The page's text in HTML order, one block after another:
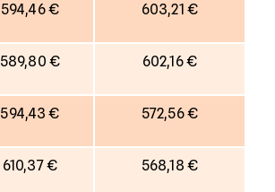
594,46 € 603,21 €
589,80 € 602,16 €
594,43 € 572,56 €
610,37 € 568,18 €